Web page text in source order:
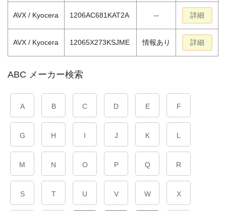
AVX / Kyocera 1206AC681KAT2A -- 詳細
AVX / Kyocera 12065X273KSJME 情報あり 詳細
ABC メーカー検索
A B C D E F
G H I J K L
M N O P Q R
S T U V W X